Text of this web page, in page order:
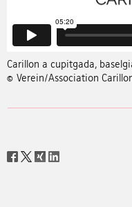
Carillon a cupitgada,
© Verein/Association
Social